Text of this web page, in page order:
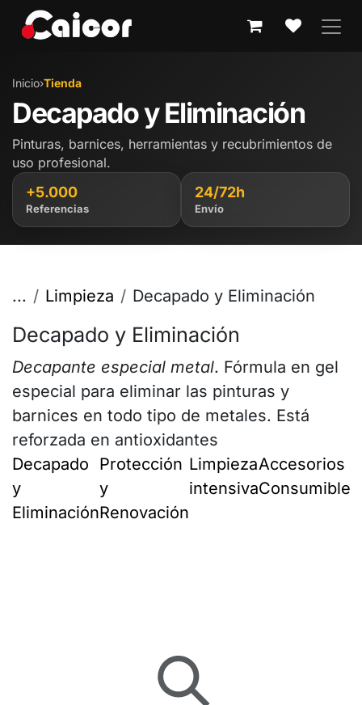
Inicio›Tienda
Decapado y Eliminación
Pinturas, barnices, herramientas y recubrimientos de
uso profesional.
+5.000
Referencias
24/72h
Envío
... Limpieza Decapado y Eliminación
Decapado y Eliminación
Decapante especial metal. Fórmula en gel
especial para eliminar las pinturas y
barnices en todo tipo de metales. Está
reforzada en antioxidantes
Decapado
y
Eliminación
Protección
y
Renovación
Limpieza
intensiva
Accesorios y
Consumibles